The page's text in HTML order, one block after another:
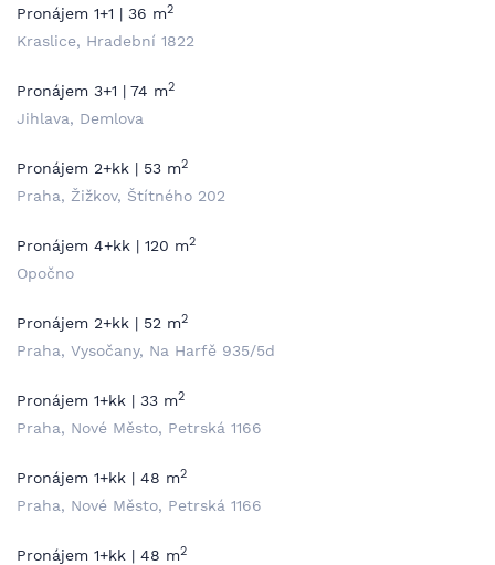
Pronájem 1+1 | 36 m2
Kraslice, Hradební 1822
Pronájem 3+1 | 74 m2
Jihlava, Demlova
Pronájem 2+kk | 53 m2
Praha, Žižkov, Štítného 202
Pronájem 4+kk | 120 m2
Opočno
Pronájem 2+kk | 52 m2
Praha, Vysočany, Na Harfě 935/5d
Pronájem 1+kk | 33 m2
Praha, Nové Město, Petrská 1166
Pronájem 1+kk | 48 m2
Praha, Nové Město, Petrská 1166
Pronájem 1+kk | 48 m2